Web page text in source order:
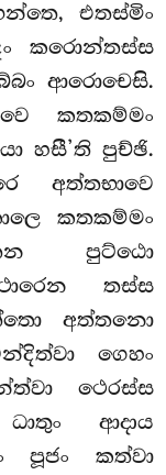
එතස්මිං
කරොන්තස්ස
ආරොචෙසි.
කතකම්මං
හසී’ති පුච්ඡි.
අත්තභාවෙ
කතකම්මං
පුට්ඨො
තස්ස
අත්තනො
ගෙහං
ථෙරස්ස
ධාතුං ආදාය
පූජං කත්වා